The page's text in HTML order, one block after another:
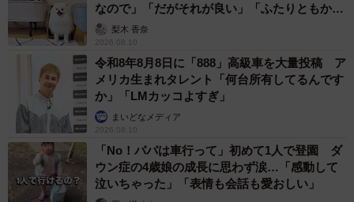
なので」「だがそれが良い」「ふたりともかわ
いいね」
梨木 香奈
2026.08.10
令和8年8月8日に「888」高級車を大量投稿 ア
メリカ生まれタレント「何台所有してるんです
か」「LMカッコよすぎ」
まいどなメディア
2026.08.10
「No！パパは車行って」初めて1人で登園 ダ
ウン症の4歳娘の成長に思わず涙…「感動して
泣いちゃった」「表情も会話も愛おしい」